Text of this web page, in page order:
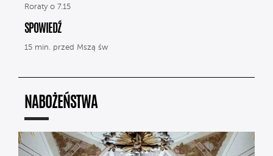
Roraty o 7.15
SPOWIEDŹ
15 min. przed Mszą św
NABOŻEŃSTWA